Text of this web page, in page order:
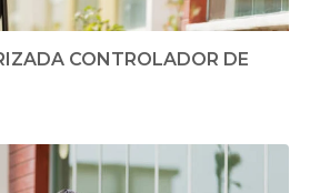
CONTROLADOR DE